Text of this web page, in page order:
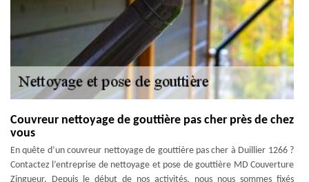
Couvreur nettoyage de gouttière pas cher près de chez
vous
En quête d’un couvreur nettoyage de gouttière pas cher à Duillier 1266 ?
Contactez l’entreprise de nettoyage et pose de gouttière MD Couverture
Zingueur. Depuis le début de nos activités, nous nous sommes fixés